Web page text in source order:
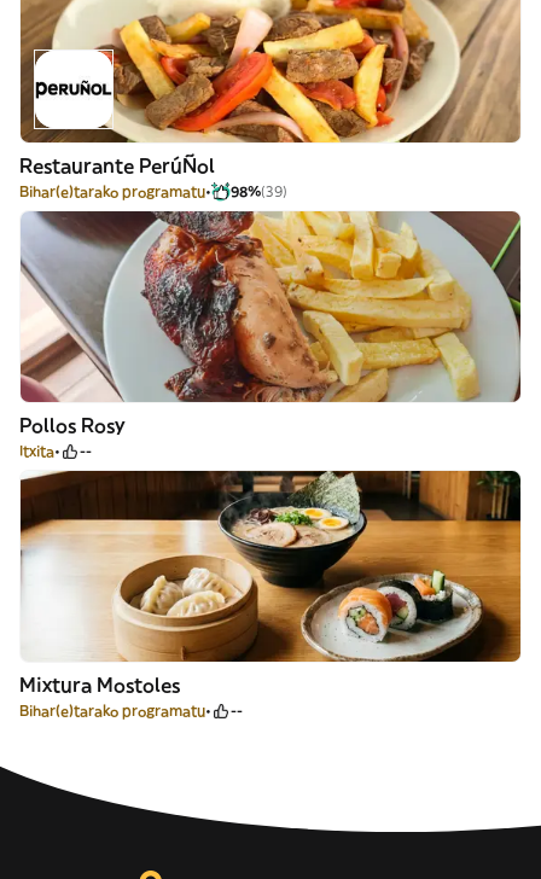
Restaurante PerúÑol
Bihar(e)tarako programatu 98%(39)
Pollos Rosy
Itxita --
Mixtura Mostoles
Bihar(e)tarako programatu --